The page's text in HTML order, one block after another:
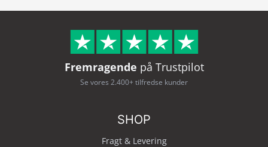
Fremragende på Trustpilot
Se vores 2.400+ tilfredse kunder
SHOP
Fragt & Levering